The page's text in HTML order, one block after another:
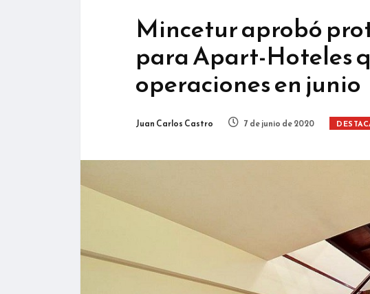
Mincetur aprobó
para Apart-Hoteles
operaciones en junio
Juan Carlos Castro 7 de junio de 2020